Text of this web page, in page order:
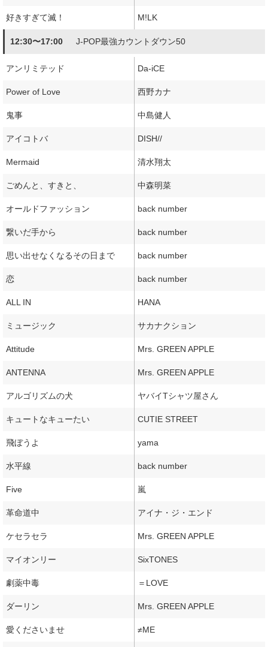
好きすぎて滅！ M!LK
12:30〜17:00 J-POP最強カウントダウン50
アンリミテッド Da-iCE
Power of Love 西野カナ
鬼事 中島健人
アイコトバ DISH//
Mermaid 清水翔太
ごめんと、すきと、 中森明菜
オールドファッション back number
繋いだ手から back number
思い出せなくなるその日まで back number
恋 back number
ALL IN HANA
ミュージック サカナクション
Attitude Mrs. GREEN APPLE
ANTENNA Mrs. GREEN APPLE
アルゴリズムの犬 ヤバイTシャツ屋さん
キュートなキューたい CUTIE STREET
飛ぼうよ yama
水平線 back number
Five 嵐
革命道中 アイナ・ジ・エンド
ケセラセラ Mrs. GREEN APPLE
マイオンリー SixTONES
劇薬中毒 ＝LOVE
ダーリン Mrs. GREEN APPLE
愛くださいませ ≠ME